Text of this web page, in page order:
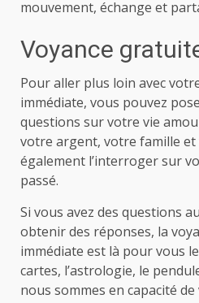
mouvement, échange et
Voyance
Pour aller plus loin avec
immédiate, vous pouvez
questions sur votre vie
votre argent, votre famille et
également l’interroger sur
passé.
Si vous avez des questions
obtenir des réponses, la
immédiate est là pour vous
cartes, l’astrologie, le
nous sommes en capacité